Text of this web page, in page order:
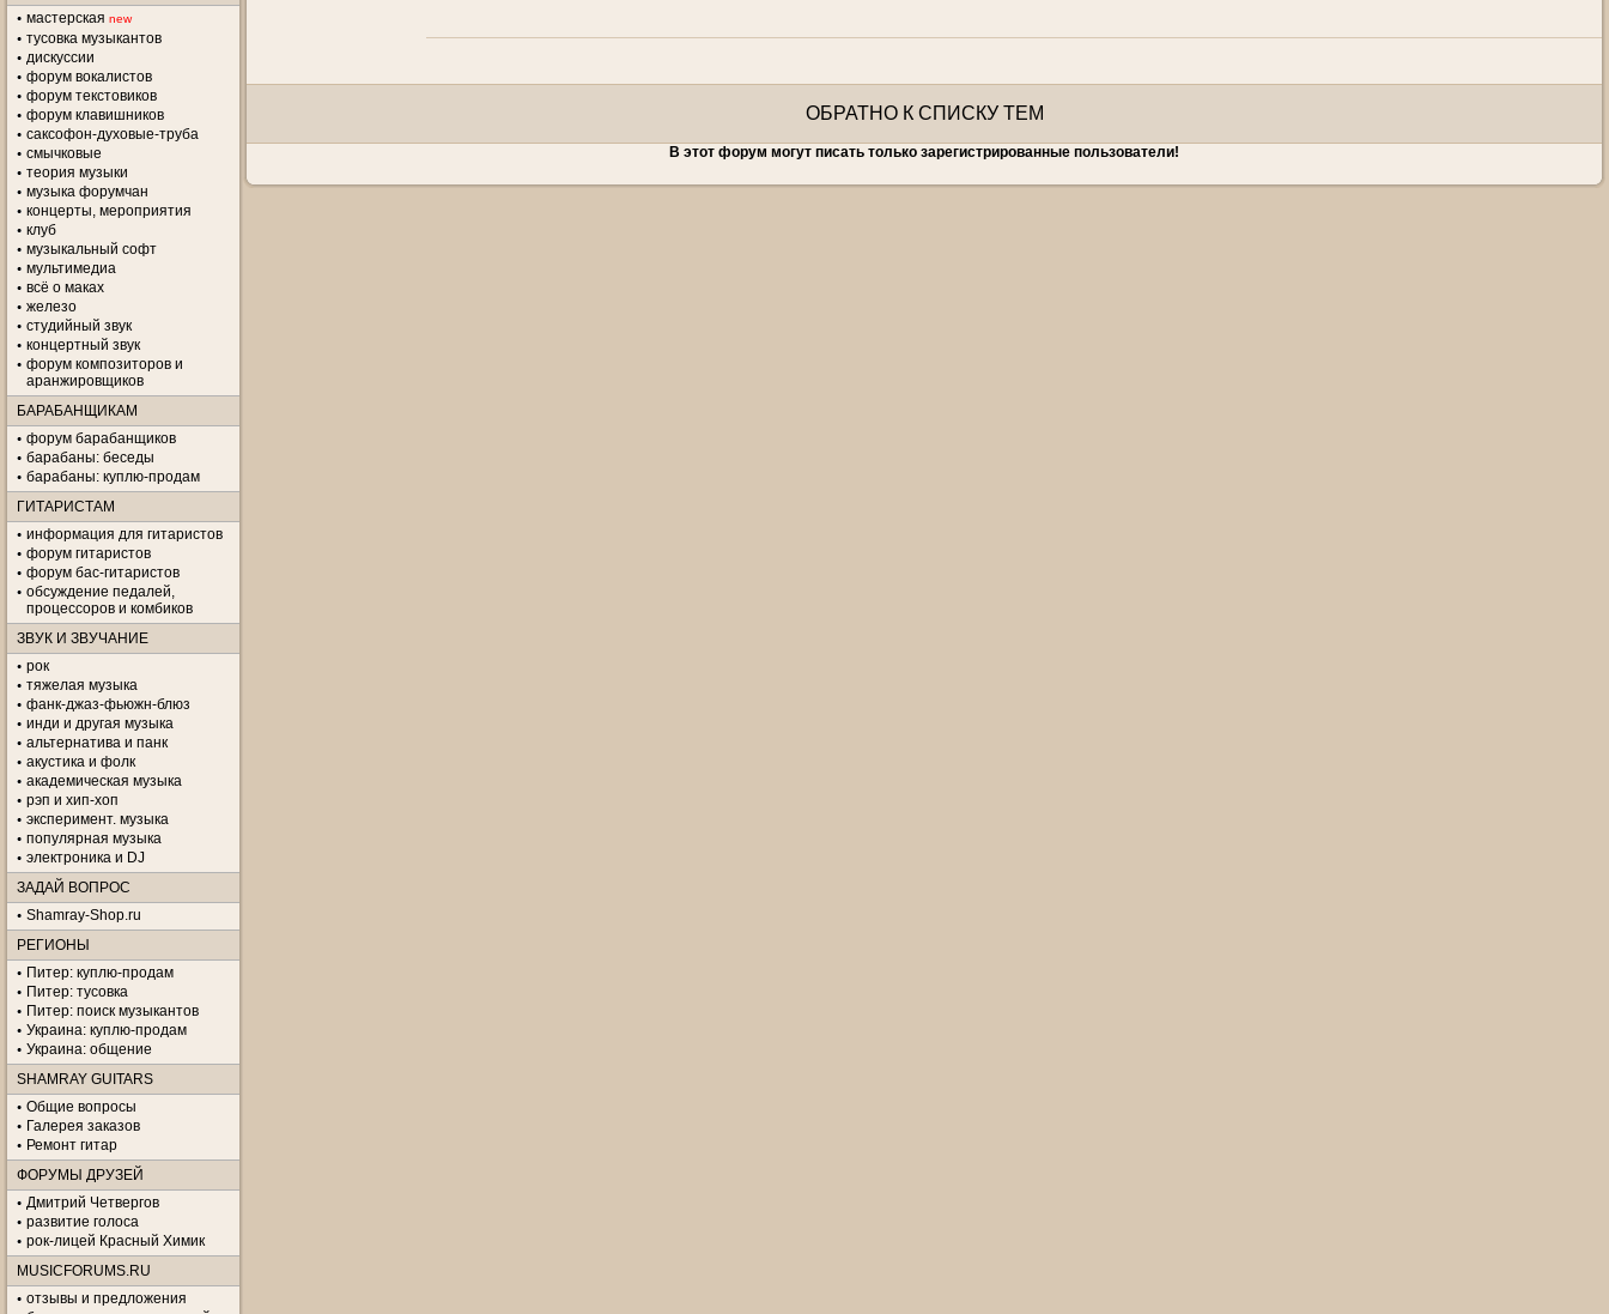
мастерская new
тусовка музыкантов
дискуссии
форум вокалистов
форум текстовиков
форум клавишников
саксофон-духовые-труба
смычковые
теория музыки
музыка форумчан
концерты, мероприятия
клуб
музыкальный софт
мультимедиа
всё о маках
железо
студийный звук
концертный звук
форум композиторов и
аранжировщиков
БАРАБАНЩИКАМ
форум барабанщиков
барабаны: беседы
барабаны: куплю-продам
ГИТАРИСТАМ
информация для гитаристов
форум гитаристов
форум бас-гитаристов
обсуждение педалей,
процессоров и комбиков
ЗВУК И ЗВУЧАНИЕ
рок
тяжелая музыка
фанк-джаз-фьюжн-блюз
инди и другая музыка
альтернатива и панк
акустика и фолк
академическая музыка
рэп и хип-хоп
эксперимент. музыка
популярная музыка
электроника и DJ
ЗАДАЙ ВОПРОС
Shamray-Shop.ru
РЕГИОНЫ
Питер: куплю-продам
Питер: тусовка
Питер: поиск музыкантов
Украина: куплю-продам
Украина: общение
SHAMRAY GUITARS
Общие вопросы
Галерея заказов
Ремонт гитар
ФОРУМЫ ДРУЗЕЙ
Дмитрий Четвергов
развитие голоса
рок-лицей Красный Химик
MUSICFORUMS.RU
отзывы и предложения
ОБРАТНО К СПИСКУ ТЕМ
В этот форум могут писать только зарегистрированные пользователи!